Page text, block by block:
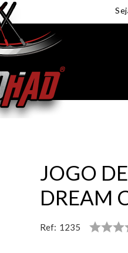
JOGO
DREAM
Ref: 1235